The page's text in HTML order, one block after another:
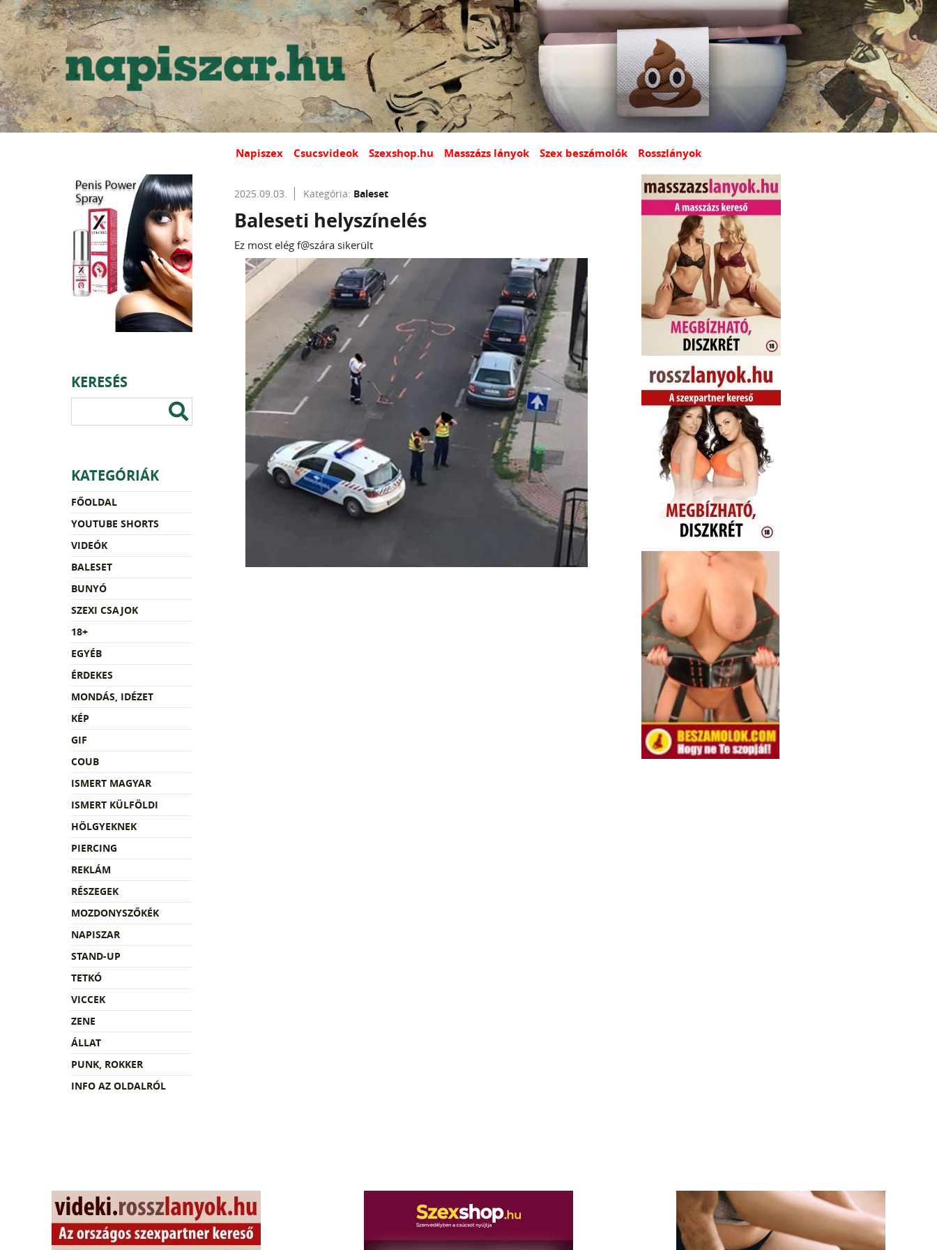
Napiszex Csucsvideok Szexshop.hu Masszázs lányok Szex beszámolók Rosszlányok
KERESÉS
KATEGÓRIÁK
FŐOLDAL
YOUTUBE SHORTS
VIDEÓK
BALESET
BUNYÓ
SZEXI CSAJOK
18+
EGYÉB
ÉRDEKES
MONDÁS, IDÉZET
KÉP
GIF
COUB
ISMERT MAGYAR
ISMERT KÜLFÖLDI
HÖLGYEKNEK
PIERCING
REKLÁM
RÉSZEGEK
MOZDONYSZŐKÉK
NAPISZAR
STAND-UP
TETKÓ
VICCEK
ZENE
ÁLLAT
PUNK, ROKKER
INFO AZ OLDALRÓL
2025.09.03. Kategória: Baleset
Baleseti helyszínelés
Ez most elég f@szára sikerült